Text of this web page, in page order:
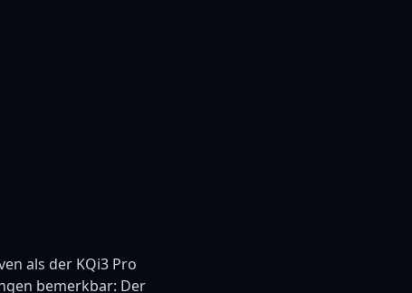
als der KQi3 Pro
bemerkbar: Der